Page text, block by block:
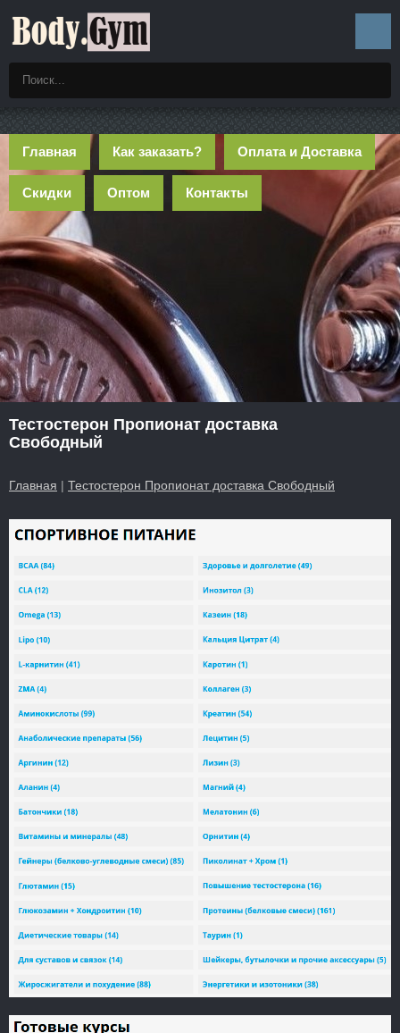
Главная Как заказать? Оплата и Доставка
Скидки Оптом Контакты
Тестостерон Пропионат доставка
Свободный
Главная | Тестостерон Пропионат доставка Свободный